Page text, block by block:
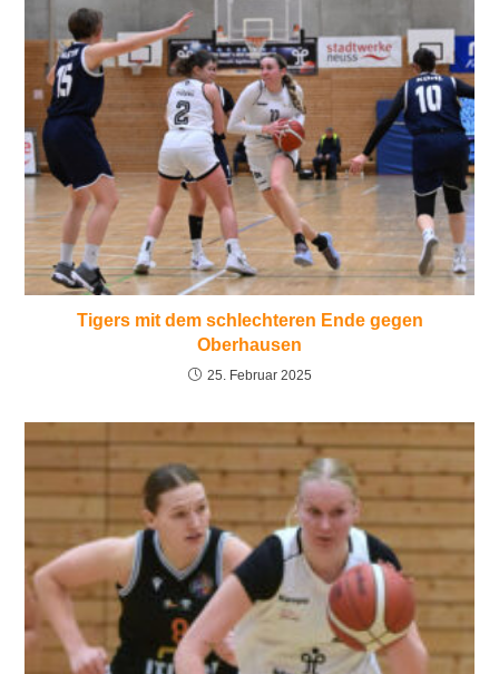
Tigers mit dem schlechteren Ende gegen
Oberhausen
25. Februar 2025